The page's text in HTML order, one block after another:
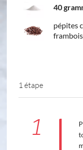
40
pépites
1 étape
1